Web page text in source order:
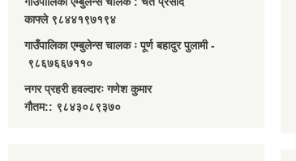
काफ्ले ९८४४१९७१९४
गाउँपालिका एम्बुलेन्स चालक ः पूर्ण बहादुर पुलामी -
९८६७६६७११०
नगर प्रहरी हवल्दारः गणेश कुमार
गौतम:: ९८४३०८९३७०